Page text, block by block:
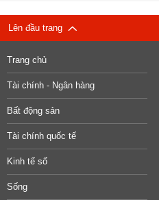
Lên đầu trang
Trang chủ
Tài chính - Ngân hàng
Bất động sản
Tài chính quốc tế
Kinh tế số
Sống